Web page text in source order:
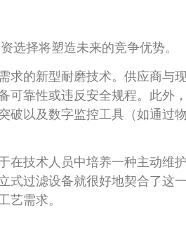
选择将塑造未来的竞争优势。
求的新型耐磨技术。供应商与
可靠性或违反安全规程。此外，
破以及数字监控工具（如通过
在技术人员中培养一种主动维
过滤设备就很好地契合了这
艺需求。